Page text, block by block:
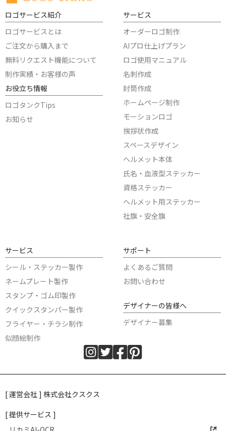
ロゴサービス紹介
ロゴサービスとは
ご注文から購入まで
無料リクエスト機能について
制作実績・お客様の声
お役立ち情報
ロゴタンクTips
お知らせ
サービス
オーダーロゴ制作
AIプロ仕上げプラン
ロゴ使用マニュアル
名刺作成
封筒作成
ホームページ制作
モーションロゴ
挨拶状作成
スペースデザイン
ヘルメット本体
氏名・血液型ステッカー
資格ステッカー
ヘルメット用ステッカー
社旗・安全旗
サービス
シール・ステッカー製作
ネームプレート製作
スタンプ・ゴム印製作
クイックスタンパー製作
フライヤー・チラシ制作
似顔絵制作
サポート
よくあるご質問
お問い合わせ
デザイナーの皆様へ
デザイナー募集
[ 運営会社 ] 株式会社クスクス
[ 提供サービス ]